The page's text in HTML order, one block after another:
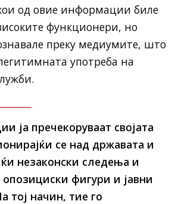
од овие информации биле
функционери, но
преку медиумите, што
употреба на
ја пречекоруваат својата
се над државата и
незаконски следења и
фигури и јавни
тој начин, тие го